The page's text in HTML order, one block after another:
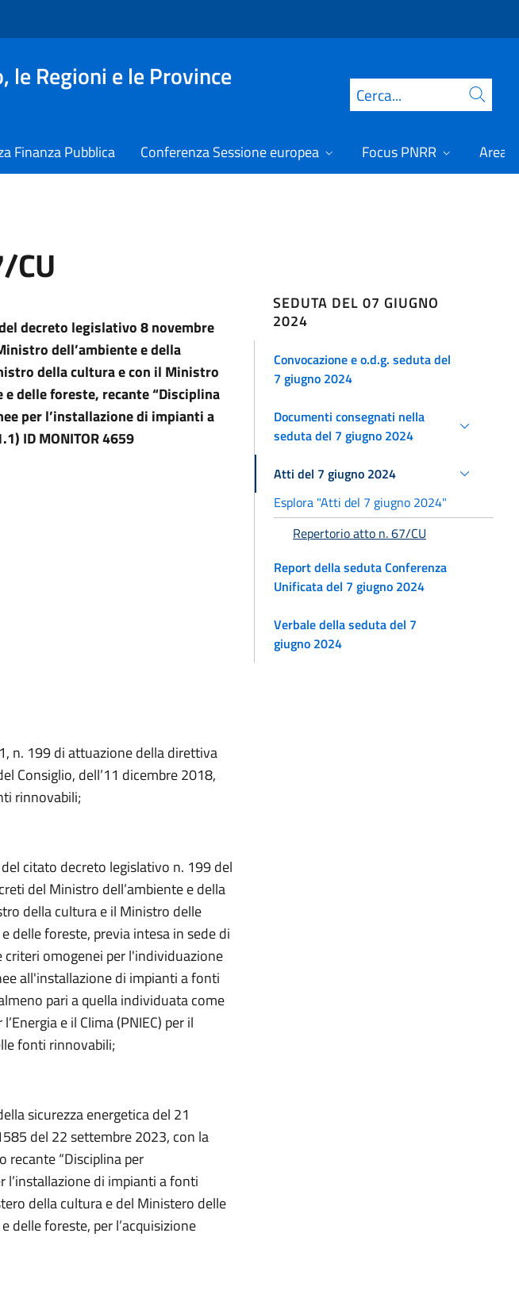
Regioni e le Province
Cerca
Finanza Pubblica Conferenza Sessione europea Focus PNRR Area
CU
decreto legislativo 8 novembre
dell’ambiente e della
della cultura e con il Ministro
delle foreste, recante “Disciplina
per l’installazione di impianti a
ID MONITOR 4659
n. 199 di attuazione della direttiva
Consiglio, dell’11 dicembre 2018,
rinnovabili;
citato decreto legislativo n. 199 del
del Ministro dell’ambiente e della
della cultura e il Ministro delle
delle foreste, previa intesa in sede di
omogenei per l'individuazione
all'installazione di impianti a fonti
pari a quella individuata come
e il Clima (PNIEC) per il
fonti rinnovabili;
sicurezza energetica del 21
del 22 settembre 2023, con la
recante “Disciplina per
l’installazione di impianti a fonti
della cultura e del Ministero delle
delle foreste, per l’acquisizione
SEDUTA DEL 07 GIUGNO
2024
Convocazione e o.d.g. seduta del
7 giugno 2024
Documenti consegnati nella
seduta del 7 giugno 2024
Atti del 7 giugno 2024
Esplora "Atti del 7 giugno 2024"
Repertorio atto n. 67/CU
Report della seduta Conferenza
Unificata del 7 giugno 2024
Verbale della seduta del 7
giugno 2024